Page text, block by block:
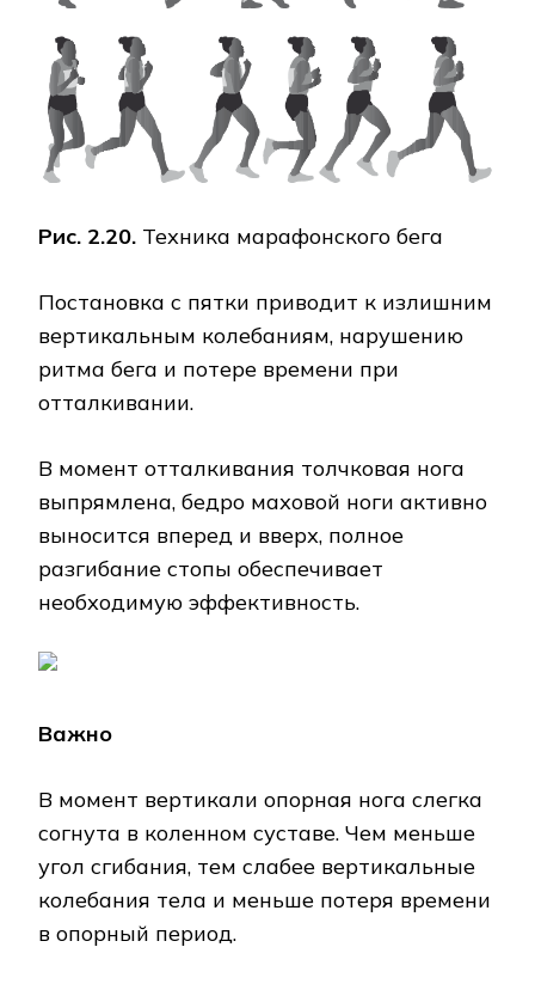
Рис. 2.20. Техника марафонского бега
Постановка с пятки приводит к излишним
вертикальным колебаниям, нарушению
ритма бега и потере времени при
отталкивании.
В момент отталкивания толчковая нога
выпрямлена, бедро маховой ноги активно
выносится вперед и вверх, полное
разгибание стопы обеспечивает
необходимую эффективность.
Важно
В момент вертикали опорная нога слегка
согнута в коленном суставе. Чем меньше
угол сгибания, тем слабее вертикальные
колебания тела и меньше потеря времени
в опорный период.